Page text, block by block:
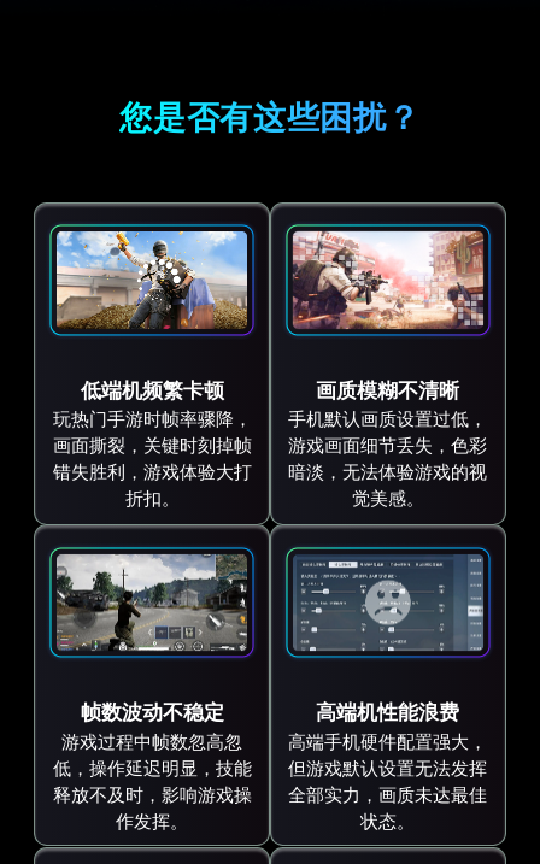
您是否有这些困扰？
低端机频繁卡顿
玩热门手游时帧率骤降，
画面撕裂，关键时刻掉帧
错失胜利，游戏体验大打
折扣。
画质模糊不清晰
手机默认画质设置过低，
游戏画面细节丢失，色彩
暗淡，无法体验游戏的视
觉美感。
帧数波动不稳定
游戏过程中帧数忽高忽
低，操作延迟明显，技能
释放不及时，影响游戏操
作发挥。
高端机性能浪费
高端手机硬件配置强大，
但游戏默认设置无法发挥
全部实力，画质未达最佳
状态。